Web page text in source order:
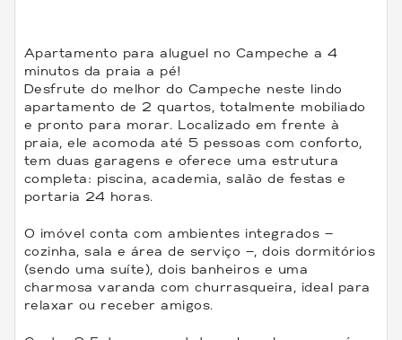
Apartamento para aluguel no Campeche a 4
minutos da praia a pé!
Desfrute do melhor do Campeche neste lindo
apartamento de 2 quartos, totalmente mobiliado
e pronto para morar. Localizado em frente à
praia, ele acomoda até 5 pessoas com conforto,
tem duas garagens e oferece uma estrutura
completa: piscina, academia, salão de festas e
portaria 24 horas.
O imóvel conta com ambientes integrados —
cozinha, sala e área de serviço —, dois dormitórios
(sendo uma suíte), dois banheiros e uma
charmosa varanda com churrasqueira, ideal para
relaxar ou receber amigos.